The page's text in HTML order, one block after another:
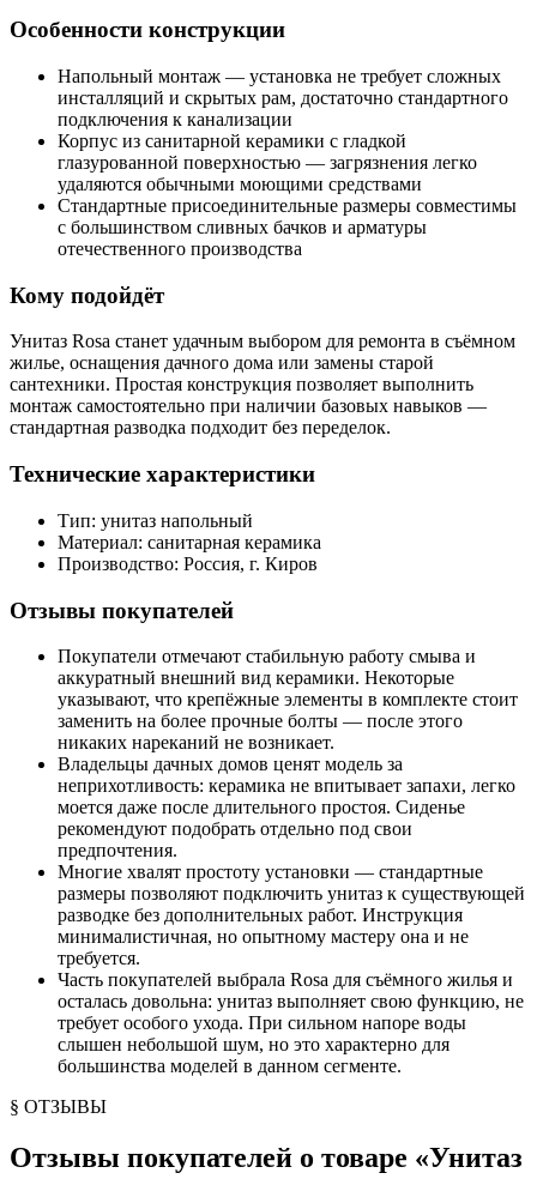
Особенности конструкции
Напольный монтаж — установка не требует сложных
инсталляций и скрытых рам, достаточно стандартного
подключения к канализации
Корпус из санитарной керамики с гладкой
глазурованной поверхностью — загрязнения легко
удаляются обычными моющими средствами
Стандартные присоединительные размеры совместимы
с большинством сливных бачков и арматуры
отечественного производства
Кому подойдёт
Унитаз Rosa станет удачным выбором для ремонта в съёмном
жилье, оснащения дачного дома или замены старой
сантехники. Простая конструкция позволяет выполнить
монтаж самостоятельно при наличии базовых навыков —
стандартная разводка подходит без переделок.
Технические характеристики
Тип: унитаз напольный
Материал: санитарная керамика
Производство: Россия, г. Киров
Отзывы покупателей
Покупатели отмечают стабильную работу смыва и
аккуратный внешний вид керамики. Некоторые
указывают, что крепёжные элементы в комплекте стоит
заменить на более прочные болты — после этого
никаких нареканий не возникает.
Владельцы дачных домов ценят модель за
неприхотливость: керамика не впитывает запахи, легко
моется даже после длительного простоя. Сиденье
рекомендуют подобрать отдельно под свои
предпочтения.
Многие хвалят простоту установки — стандартные
размеры позволяют подключить унитаз к существующей
разводке без дополнительных работ. Инструкция
минималистичная, но опытному мастеру она и не
требуется.
Часть покупателей выбрала Rosa для съёмного жилья и
осталась довольна: унитаз выполняет свою функцию, не
требует особого ухода. При сильном напоре воды
слышен небольшой шум, но это характерно для
большинства моделей в данном сегменте.
§ ОТЗЫВЫ
Отзывы покупателей о товаре «Унитаз